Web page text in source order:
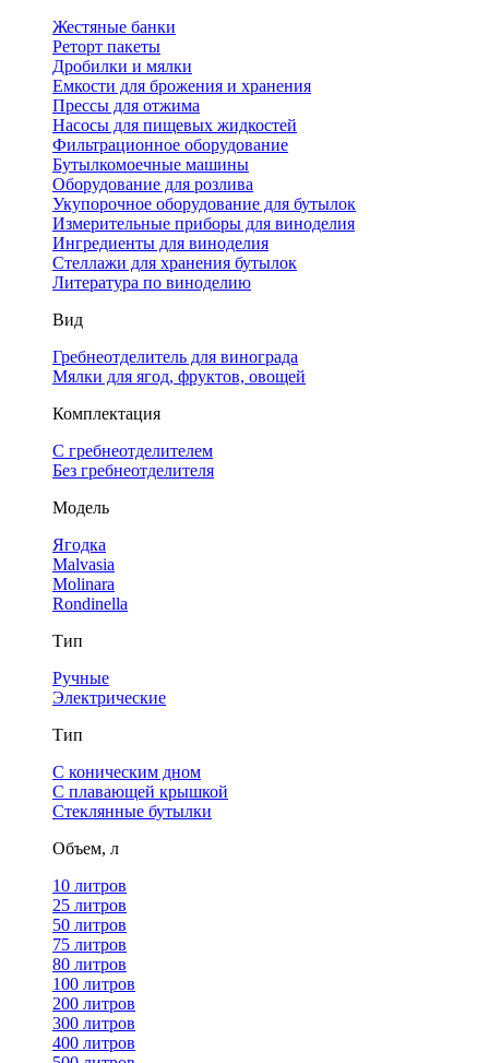
Жестяные банки
Реторт пакеты
Дробилки и мялки
Емкости для брожения и хранения
Прессы для отжима
Насосы для пищевых жидкостей
Фильтрационное оборудование
Бутылкомоечные машины
Оборудование для розлива
Укупорочное оборудование для бутылок
Измерительные приборы для виноделия
Ингредиенты для виноделия
Стеллажи для хранения бутылок
Литература по виноделию
Вид
Гребнеотделитель для винограда
Мялки для ягод, фруктов, овощей
Комплектация
С гребнеотделителем
Без гребнеотделителя
Модель
Ягодка
Malvasia
Molinara
Rondinella
Тип
Ручные
Электрические
Тип
С коническим дном
С плавающей крышкой
Стеклянные бутылки
Объем, л
10 литров
25 литров
50 литров
75 литров
80 литров
100 литров
200 литров
300 литров
400 литров